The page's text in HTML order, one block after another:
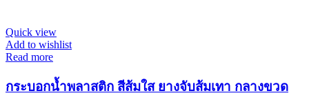
Quick view
Add to wishlist
Read more
กระบอกน้ำพลาสติก สีส้มใส ยางจับส้มเทา กลางขวด